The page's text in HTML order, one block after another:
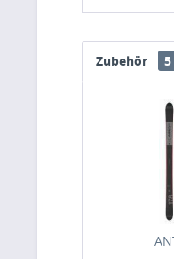
Zubehör 5